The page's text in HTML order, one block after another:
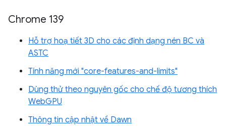
Chrome 139
Hỗ trợ hoạ tiết 3D cho các định dạng nén BC và
ASTC
Tính năng mới "core-features-and-limits"
Dùng thử theo nguyên gốc cho chế độ tương thích
WebGPU
Thông tin cập nhật về Dawn